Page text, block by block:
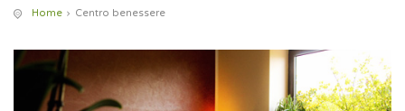
Home Centro benessere